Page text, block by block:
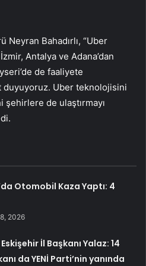
Neyran Bahadırlı, “Uber
Antalya ve Adana’dan
de faaliyete
Uber teknolojisini
şehirlere de ulaştırmayı
Otomobil Kaza Yaptı: 4
2026
Eskişehir İl Başkanı Yalaz: 14
da YENİ Parti’nin yanında